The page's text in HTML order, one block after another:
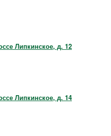
Липкинское, д. 12
Липкинское, д. 14